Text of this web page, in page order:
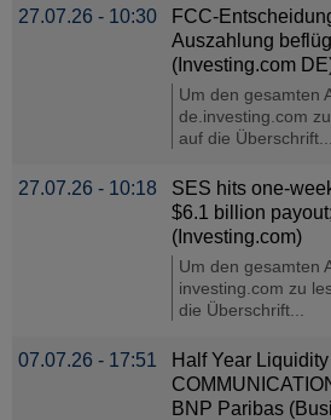
27.07.26 - 10:30
FCC-
Auszahlung
(Investing.com
Um den gesamten
de.investing.com
auf die Überschrift...
27.07.26 - 10:18
SES hits one-
$6.1 billion
(Investing.com)
Um den gesamten
investing.com zu
die Überschrift...
07.07.26 - 17:51
Half Year
BNP Paribas